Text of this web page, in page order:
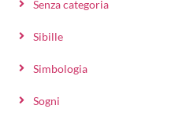
Senza categoria
Sibille
Simbologia
Sogni